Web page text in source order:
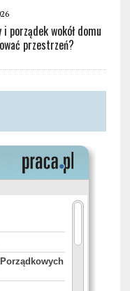
i porządek wokół domu
przestrzeń?